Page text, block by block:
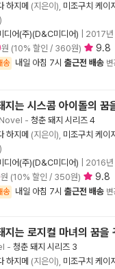
하지메 (지은이), 미조구치 케이지
디어(주)(D&C미디어)
2017년
원 (10% 할인 / 360원) 9.8
송 내일 아침 7시 출근전 배송 변
지는 시스콤 아이돌의 꿈
- 청춘 돼지 시리즈 4
하지메 (지은이), 미조구치 케이지
디어(주)(D&C미디어)
2016
원 (10% 할인 / 350원) 9.8
송 내일 아침 7시 출근전 배송 변
지는 로지컬 마녀의 꿈을
- 청춘 돼지 시리즈 3
하지메 (지은이), 미조구치 케이지